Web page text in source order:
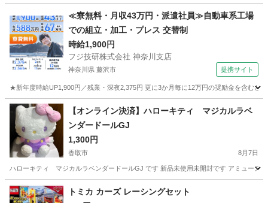
北松戸駅 おもちゃ
≪寮無料・月収43万円・派遣社員≫自動車系工場
での組立・加工・プレス 交替制
時給1,900円
フジ技研株式会社 神奈川支店
神奈川県 藤沢市 提携サイト
★新年度時給UP1,900円／残業・深夜2,375円 更に3か月毎に12万円の奨励金を含む
神奈川 藤沢市 その他
【オンライン決済】ハローキティ マジカルラベ
ンダードールGJ
1,300円
香取市 8月7日
ハローキティ マジカルラベンダードールGJ です 新品未使用未開封です アミューズ
千葉 香取市 おもちゃ ハローキティ
トミカ カーズ レーシングセット